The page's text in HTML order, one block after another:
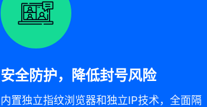
安全防护，降低封号风险
内置独立指纹浏览器和独立IP技术，全面隔